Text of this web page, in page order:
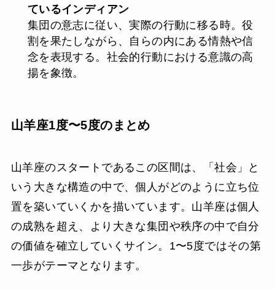
ているインディアン
集団の意志に従い、実際の行動に移る時。役
割を果たしながら、自らの内にある情熱や信
念を表現する。社会的行動における意識の高
揚を象徴。
山羊座1度〜5度のまとめ
山羊座のスタートであるこの区間は、「社会」と
いう大きな構造の中で、個人がどのように立ち位
置を築いていくかを描いています。山羊座は個人
の成熟を超え、より大きな集団や秩序の中で自分
の価値を確立していくサイン。1〜5度ではその第
一歩がテーマとなります。